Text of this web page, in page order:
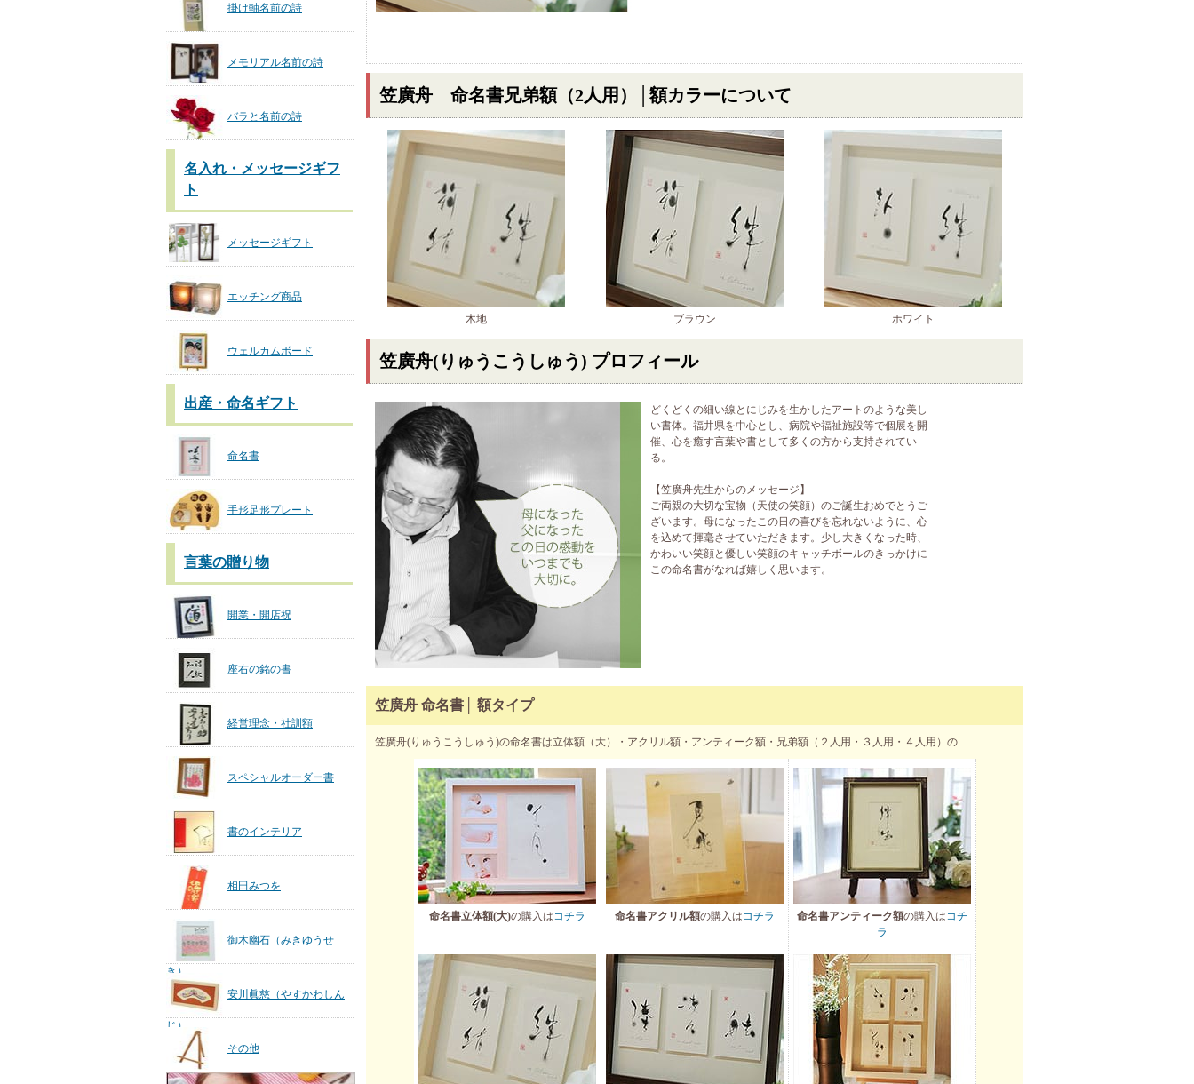
掛け軸名前の詩
メモリアル名前の詩
バラと名前の詩
名入れ・メッセージギフ
ト
メッセージギフト
エッチング商品
ウェルカムボード
出産・命名ギフト
命名書
手形足形プレート
言葉の贈り物
開業・開店祝
座右の銘の書
経営理念・社訓額
スペシャルオーダー書
書のインテリア
相田みつを
御木幽石（みきゆうせ
き）
安川眞慈（やすかわしん
じ）
その他
笠廣舟 命名書兄弟額（2人用）│額カラーについて
木地 ブラウン ホワイト
笠廣舟(りゅうこうしゅう) プロフィール
どくどくの細い線とにじみを生かしたアートのような美し
い書体。福井県を中心とし、病院や福祉施設等で個展を開
催、心を癒す言葉や書として多くの方から支持されてい
る。
【笠廣舟先生からのメッセージ】
ご両親の大切な宝物（天使の笑顔）のご誕生おめでとうご
ざいます。母になったこの日の喜びを忘れないように、心
を込めて揮毫させていただきます。少し大きくなった時、
かわいい笑顔と優しい笑顔のキャッチボールのきっかけに
この命名書がなれば嬉しく思います。
笠廣舟 命名書│ 額タイプ
笠廣舟(りゅうこうしゅう)の命名書は立体額（大）・アクリル額・アンティーク額・兄弟額（２人用・３人用・４人用）の
命名書立体額(大)の購入はコチラ 命名書アクリル額の購入はコチラ 命名書アンティーク額の購入はコチ
ラ